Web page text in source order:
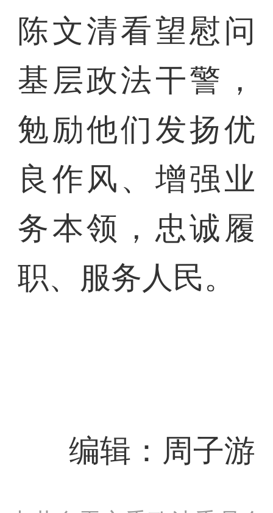
陈文清看望慰问
基层政法干警，
勉励他们发扬优
良作风、增强业
务本领，忠诚履
职、服务人民。
编辑：周子游